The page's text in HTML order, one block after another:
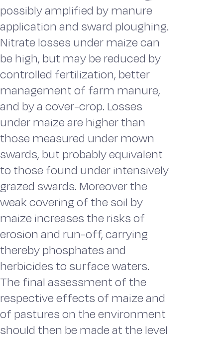
possibly amplified by manure
application and sward ploughing.
Nitrate losses under maize can
be high, but may be reduced by
controlled fertilization, better
management of farm manure,
and by a cover-crop. Losses
under maize are higher than
those measured under mown
swards, but probably equivalent
to those found under intensively
grazed swards. Moreover the
weak covering of the soil by
maize increases the risks of
erosion and run-off, carrying
thereby phosphates and
herbicides to surface waters.
The final assessment of the
respective effects of maize and
of pastures on the environment
should then be made at the level